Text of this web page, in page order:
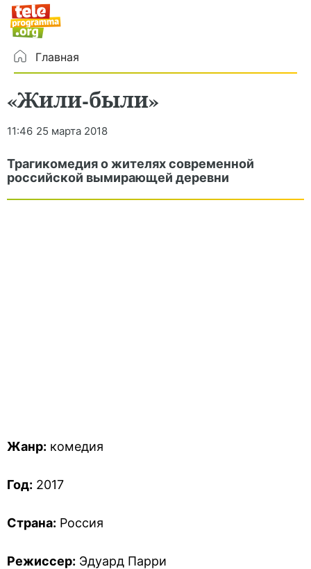
Главная
«Жили-были»
11:46 25 марта 2018
Трагикомедия о жителях современной
российской вымирающей деревни
Жанр: комедия
Год: 2017
Страна: Россия
Режиссер: Эдуард Парри